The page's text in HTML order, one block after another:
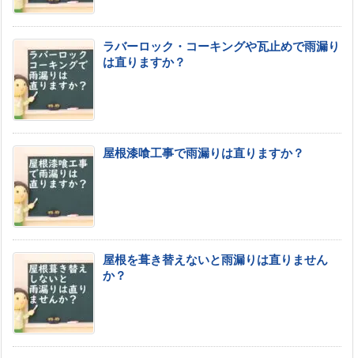
ラバーロック・コーキングや瓦止めで雨漏り
は直りますか？
屋根漆喰工事で雨漏りは直りますか？
屋根を葺き替えないと雨漏りは直りません
か？